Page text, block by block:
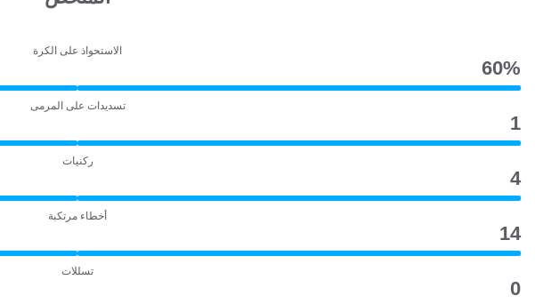
الاستحواذ على الكرة
60‎%‎
تسديدات على المرمى
1
ركنيات
4
أخطاء مرتكبة
14
تسللات
0